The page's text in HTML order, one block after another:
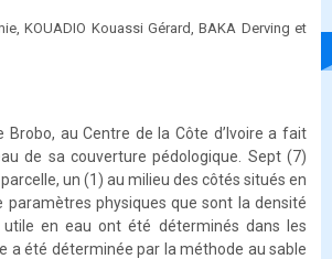
KOUADIO Kouassi Gérard, BAKA Derving et
au Centre de la Côte d’Ivoire a fait
de sa couverture pédologique. Sept (7)
un (1) au milieu des côtés situés en
physiques que sont la densité
en eau ont été déterminés dans les
a été déterminée par la méthode au sable